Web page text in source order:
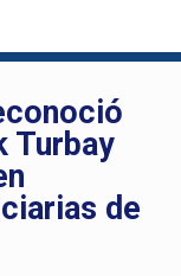
Turbay
de